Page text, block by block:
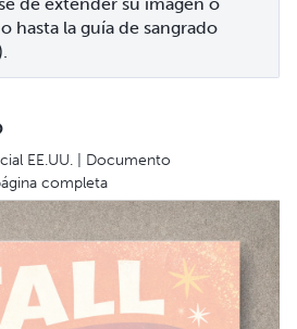
hasta la guía de sangrado
EE.UU. | Documento
completa